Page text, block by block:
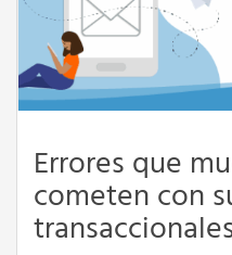
Errores que
cometen con